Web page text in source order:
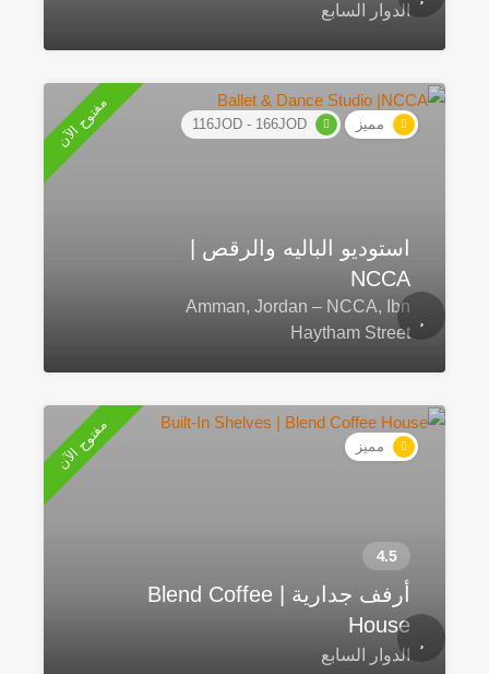
الدوار السابع
مميز 116JOD - 166JOD مفتوح الآن
استوديو الباليه والرقص |
NCCA
Amman, Jordan – NCCA, Ibn
Haytham Street
مميز مفتوح الآن
أرفف جدارية | Blend Coffee
House
الدوار السابع